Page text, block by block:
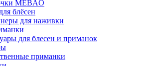
MEBAO
блёсен
для наживки
для блесен и приманок
приманки